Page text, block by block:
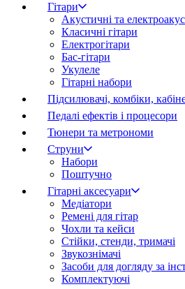
Гітари
Акустичні та
Класичні гітари
Електрогітари
Бас-гітари
Укулеле
Гітарні набори
Підсилювачі, комбіки,
Педалі ефектів і процесори
Тюнери та метрономи
Струни
Набори
Поштучно
Гітарні аксесуари
Медіатори
Ремені для гітар
Чохли та кейси
Стійки, стенди, тримачі
Звукознімачі
Засоби для догляду за
Комплектуючі